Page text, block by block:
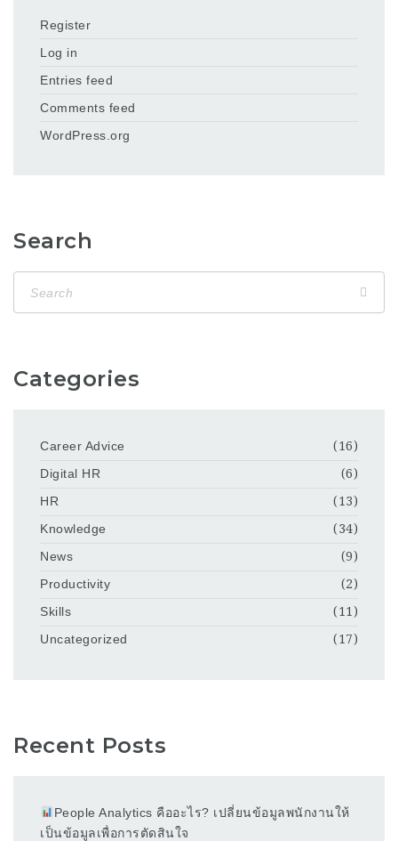
Register
Log in
Entries feed
Comments feed
WordPress.org
Search
Categories
Career Advice
(16)
Digital HR
(6)
HR
(13)
Knowledge
(34)
News
(9)
Productivity
(2)
Skills
(11)
Uncategorized
(17)
Recent Posts
People Analytics คืออะไร? เปลี่ยนข้อมูลพนักงานให้
เป็นข้อมูลเพื่อการตัดสินใจ